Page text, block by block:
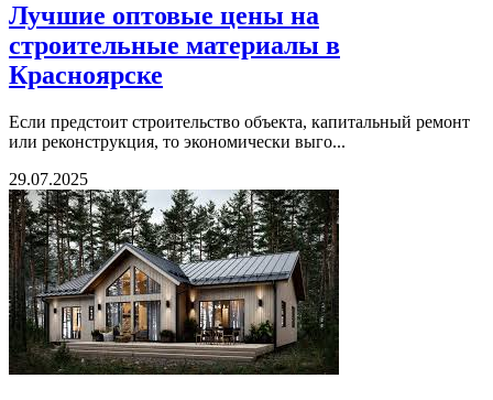
Лучшие оптовые цены на
строительные материалы в
Красноярске
Если предстоит строительство объекта, капитальный ремонт
или реконструкция, то экономически выго...
29.07.2025